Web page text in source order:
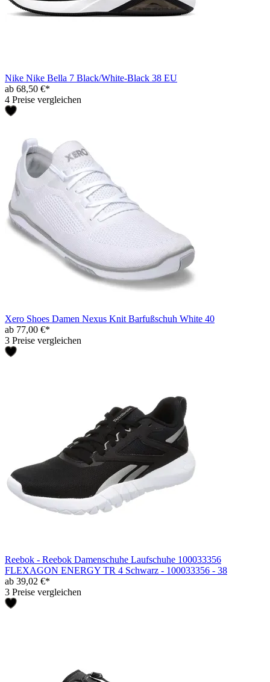
Nike Nike Bella 7 Black/White-Black 38 EU
ab 68,50 €*
4 Preise vergleichen
Xero Shoes Damen Nexus Knit Barfußschuh White 40
ab 77,00 €*
3 Preise vergleichen
Reebok - Reebok Damenschuhe Laufschuhe 100033356
FLEXAGON ENERGY TR 4 Schwarz - 100033356 - 38
ab 39,02 €*
3 Preise vergleichen